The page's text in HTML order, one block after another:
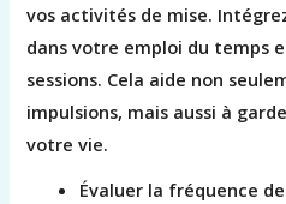
vos activités de mise.
dans votre emploi du temps
sessions. Cela aide non
impulsions, mais aussi à
votre vie.
Évaluer la fréquence